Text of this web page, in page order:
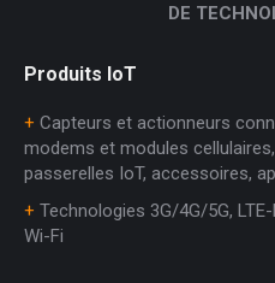
DE
Produits IoT
+ Capteurs et actionneurs
modems et modules
passerelles IoT, accessoires,
+ Technologies 3G/4G/5G,
Wi-Fi